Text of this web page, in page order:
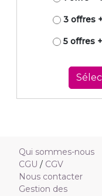
3 offres
5 offres
Qui sommes-nous
CGU / CGV
Nous contacter
Gestion des